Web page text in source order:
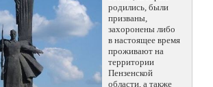
родились, были
призваны,
захоронены либо
в настоящее время
проживают на
территории
Пензенской
области, а также